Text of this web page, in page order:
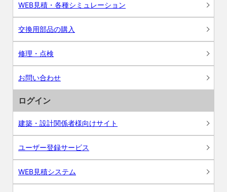
WEB見積・各種シミュレーション
交換用部品の購入
修理・点検
お問い合わせ
ログイン
建築・設計関係者様向けサイト
ユーザー登録サービス
WEB見積システム